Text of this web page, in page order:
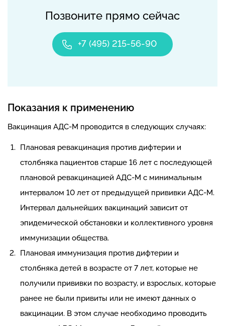
Позвоните прямо сейчас
+7 (495) 215-56-90
Показания к применению
Вакцинация АДС-М проводится в следующих случаях:
Плановая ревакцинация против дифтерии и
столбняка пациентов старше 16 лет с последующей
плановой ревакцинацией АДС-М с минимальным
интервалом 10 лет от предыдущей прививки АДС-М.
Интервал дальнейших вакцинаций зависит от
эпидемической обстановки и коллективного уровня
иммунизации общества.
Плановая иммунизация против дифтерии и
столбняка детей в возрасте от 7 лет, которые не
получили прививки по возрасту, и взрослых, которые
ранее не были привиты или не имеют данных о
вакцинации. В этом случае необходимо проводить